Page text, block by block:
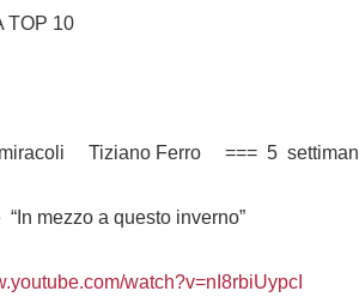
TOP 10
miracoli Tiziano Ferro === 5
“In mezzo a questo inverno”
watch?v=nI8rbiUypcI